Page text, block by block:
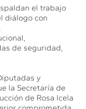
el trabajo
diálogo con
de seguridad,
y
la Secretaría de
de Rosa Icela